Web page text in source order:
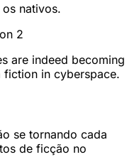
nativos.
2
are indeed becoming
in cyberspace.
se tornando cada
de ficção no